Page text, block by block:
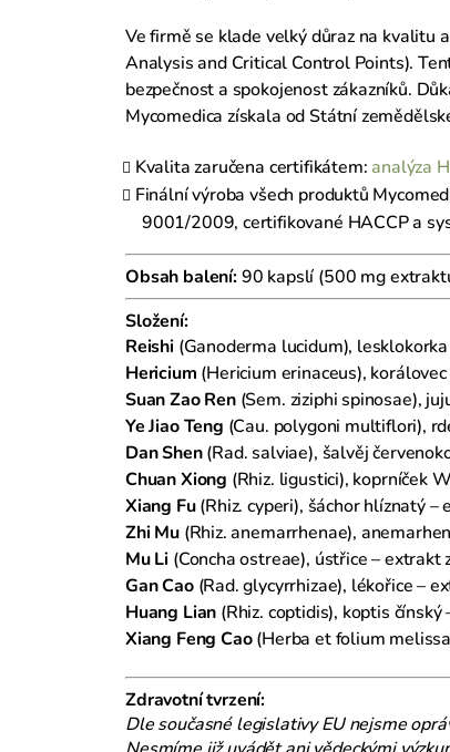
Ve firmě se klade velký důraz na kvalitu
Analysis and Critical Control Points).
bezpečnost a spokojenost zákazníků.
Mycomedica získala od Státní
Kvalita zaručena certifikátem: analýza
Finální výroba všech produktů
9001/2009, certifikované HACCP a
Obsah balení:90 kapslí (500 mg
Složení:
Reishi(Ganoderma lucidum),
Hericium (Hericium erinaceus),
Suan Zao Ren(Sem. ziziphi spinosae),
Ye Jiao Teng (Cau. polygoni multiflori),
Dan Shen(Rad. salviae), šalvěj
Chuan Xiong (Rhiz. ligustici), koprníček
Xiang Fu(Rhiz. cyperi), šáchor hlíznatý
Zhi Mu(Rhiz. anemarrhenae),
Mu Li (Concha ostreae), ústřice – extrakt
Gan Cao(Rad. glycyrrhizae), lékořice –
Huang Lian (Rhiz. coptidis), koptis
Xiang Feng Cao(Herba et folium
Zdravotní tvrzení:
Dle současné legislativy EU nejsme